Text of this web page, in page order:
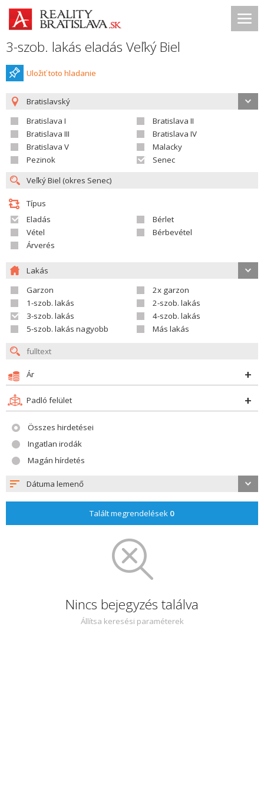
3-szob. lakás eladás Veľký Biel
Uložiť toto hladanie
Bratislavský
Bratislava I
Bratislava II
Bratislava III
Bratislava IV
Bratislava V
Malacky
Pezinok
Senec
Típus
Eladás
Bérlet
Vétel
Bérbevétel
Árverés
Lakás
Garzon
2x garzon
1-szob. lakás
2-szob. lakás
3-szob. lakás
4-szob. lakás
5-szob. lakás nagyobb
Más lakás
Ár
Padló felület
Összes hirdetései
Ingatlan irodák
Magán hírdetés
Dátuma lemenő
Talált megrendelések 0
Nincs bejegyzés találva
Állítsa keresési paraméterek